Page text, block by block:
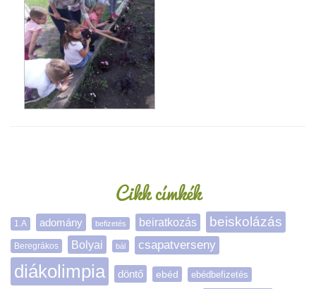
Cikk címkék
1.A adomány befizetés beiratkozás beiskolázás
Beregrákos Bolyai bál csapatverseny
diákolimpia döntő ebéd ebédbefizetés